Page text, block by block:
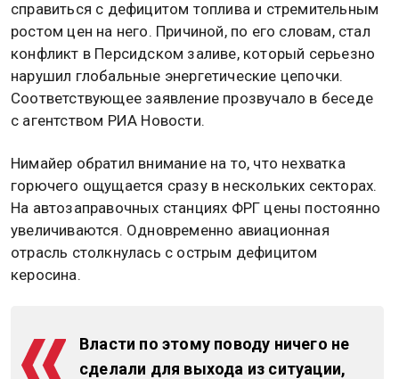
справиться с дефицитом топлива и стремительным
ростом цен на него. Причиной, по его словам, стал
конфликт в Персидском заливе, который серьезно
нарушил глобальные энергетические цепочки.
Соответствующее заявление прозвучало в беседе
с агентством РИА Новости.
Нимайер обратил внимание на то, что нехватка
горючего ощущается сразу в нескольких секторах.
На автозаправочных станциях ФРГ цены постоянно
увеличиваются. Одновременно авиационная
отрасль столкнулась с острым дефицитом
керосина.
Власти по этому поводу ничего не
сделали для выхода из ситуации,